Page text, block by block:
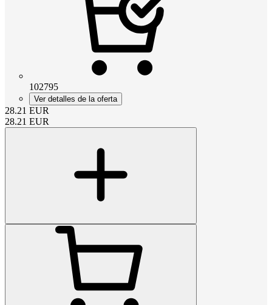
102795
Ver detalles de la oferta
28.21 EUR
28.21 EUR